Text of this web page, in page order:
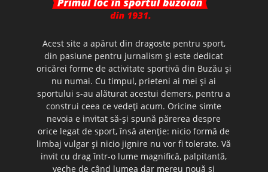
Acest site a apărut din dragoste pentru sport,
din pasiune pentru jurnalism şi este dedicat
oricărei forme de activitate sportivă din Buzău şi
nu numai. Cu timpul, prieteni ai mei şi ai
sportului s-au alăturat acestui demers, pentru a
construi ceea ce vedeţi acum. Oricine simte
nevoia e invitat să-şi spună părerea despre
orice legat de sport, însă atenţie: nicio formă de
limbaj vulgar şi nicio jignire nu vor fi tolerate. Vă
invit cu drag într-o lume magnifică, palpitantă,
veche de când lumea dar mereu nouă şi